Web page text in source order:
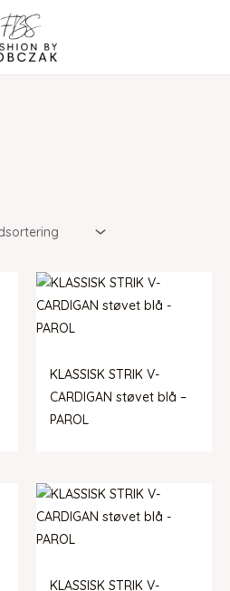
KLASSISK STRIK V-
CARDIGAN støvet blå –
PAROL
KLASSISK STRIK V-